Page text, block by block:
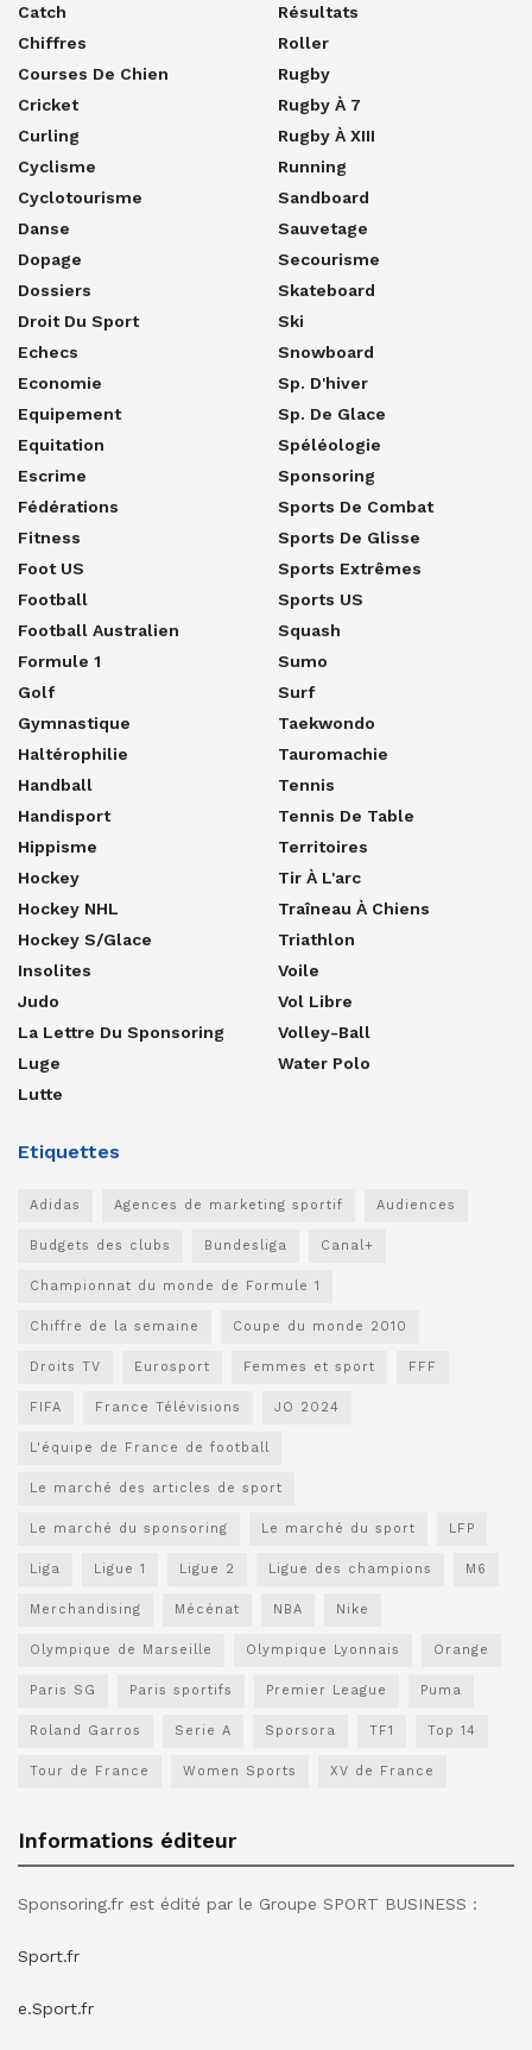
Catch
Chiffres
Courses De Chien
Cricket
Curling
Cyclisme
Cyclotourisme
Danse
Dopage
Dossiers
Droit Du Sport
Echecs
Economie
Equipement
Equitation
Escrime
Fédérations
Fitness
Foot US
Football
Football Australien
Formule 1
Golf
Gymnastique
Haltérophilie
Handball
Handisport
Hippisme
Hockey
Hockey NHL
Hockey S/glace
Insolites
Judo
La Lettre Du Sponsoring
Luge
Lutte
Résultats
Roller
Rugby
Rugby À 7
Rugby À XIII
Running
Sandboard
Sauvetage
Secourisme
Skateboard
Ski
Snowboard
Sp. D'hiver
Sp. De Glace
Spéléologie
Sponsoring
Sports De Combat
Sports De Glisse
Sports Extrêmes
Sports US
Squash
Sumo
Surf
Taekwondo
Tauromachie
Tennis
Tennis De Table
Territoires
Tir À L'arc
Traîneau À Chiens
Triathlon
Voile
Vol Libre
Volley-Ball
Water Polo
Etiquettes
Adidas Agences de marketing sportif Audiences
Budgets des clubs Bundesliga Canal+
Championnat du monde de Formule 1
Chiffre de la semaine Coupe du monde 2010
Droits TV Eurosport Femmes et sport FFF
FIFA France Télévisions JO 2024
L'équipe de France de football
Le marché des articles de sport
Le marché du sponsoring Le marché du sport LFP
Liga Ligue 1 Ligue 2 Ligue des champions M6
Merchandising Mécénat NBA Nike
Olympique de Marseille Olympique Lyonnais Orange
Paris SG Paris sportifs Premier League Puma
Roland Garros Serie A Sporsora TF1 Top 14
Tour de France Women Sports XV de France
Informations éditeur
Sponsoring.fr est édité par le Groupe SPORT BUSINESS :
Sport.fr
e.Sport.fr